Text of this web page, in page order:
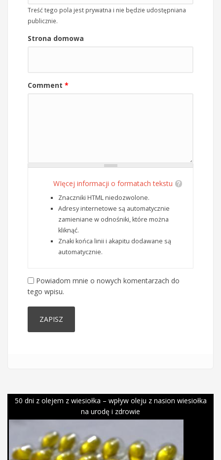
Treść tego pola jest prywatna i nie będzie udostępniana
publicznie.
Strona domowa
Comment *
WIęcej informacji o formatach tekstu
Znaczniki HTML niedozwolone.
Adresy internetowe są automatycznie
zamieniane w odnośniki, które można
kliknąć.
Znaki końca linii i akapitu dodawane są
automatycznie.
Powiadom mnie o nowych komentarzach do
tego wpisu.
50 dni z olejem z wiesiołka – wpływ oleju z nasion wiesiołka
na urodę i zdrowie